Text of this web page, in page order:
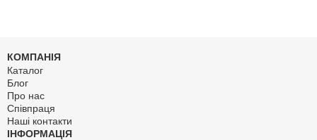
КОМПАНІЯ
Каталог
Блог
Про нас
Співпраця
Наші контакти
ІНФОРМАЦІЯ